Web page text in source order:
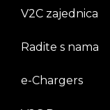
V2C zajednica
Radite s nama
e-Chargers